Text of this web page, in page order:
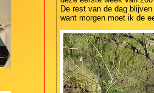
De rest van de dag
want morgen moet ik de